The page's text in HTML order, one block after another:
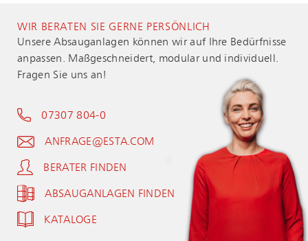
WIR BERATEN SIE GERNE PERSÖNLICH
Unsere Absauganlagen können wir auf Ihre Bedürfnisse
anpassen. Maßgeschneidert, modular und individuell.
Fragen Sie uns an!
07307 804-0
ANFRAGE@ESTA.COM
BERATER FINDEN
ABSAUGANLAGEN FINDEN
KATALOGE